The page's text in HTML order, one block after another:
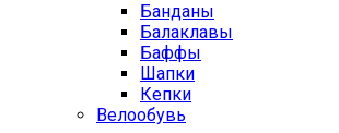
Банданы
Балаклавы
Баффы
Шапки
Кепки
Велообувь